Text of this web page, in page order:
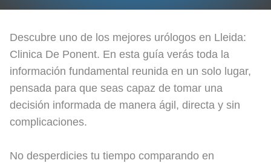
Descubre uno de los mejores urólogos en Lleida:
Clinica De Ponent. En esta guía verás toda la
información fundamental reunida en un solo lugar,
pensada para que seas capaz de tomar una
decisión informada de manera ágil, directa y sin
complicaciones.
No desperdicies tu tiempo comparando en